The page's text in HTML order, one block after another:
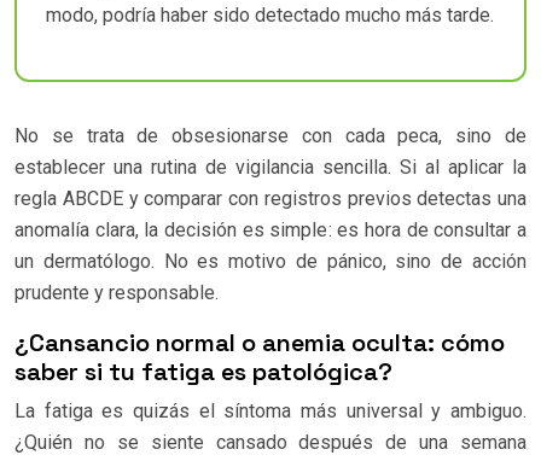
modo, podría haber sido detectado mucho más tarde.
No se trata de obsesionarse con cada peca, sino de
establecer una rutina de vigilancia sencilla. Si al aplicar la
regla ABCDE y comparar con registros previos detectas una
anomalía clara, la decisión es simple: es hora de consultar a
un dermatólogo. No es motivo de pánico, sino de acción
prudente y responsable.
¿Cansancio normal o anemia oculta: cómo
saber si tu fatiga es patológica?
La fatiga es quizás el síntoma más universal y ambiguo.
¿Quién no se siente cansado después de una semana